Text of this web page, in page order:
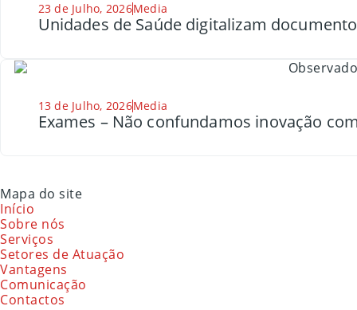
23 de Julho, 2026Media
Unidades de Saúde digitalizam
13 de Julho, 2026Media
Exames – Não confundamos inovação
Mapa do site
Início
Sobre nós
Serviços
Setores de Atuação
Vantagens
Comunicação
Contactos